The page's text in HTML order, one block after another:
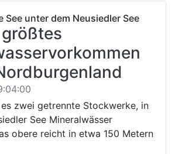
See unter dem Neusiedler See
zwei getrennte Stockwerke, in
See Mineralwässer
obere reicht in etwa 150 Metern